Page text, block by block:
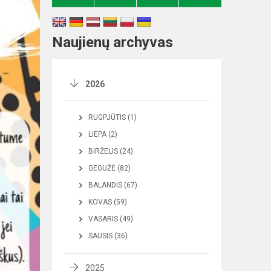
Naujienų archyvas
2026
RUGPJŪTIS (1)
LIEPA (2)
BIRŽELIS (24)
GEGUŽĖ (82)
BALANDIS (67)
KOVAS (59)
VASARIS (49)
SAUSIS (36)
2025